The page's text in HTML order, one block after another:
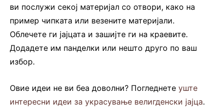
ви послужи секој материјал со отвори, како на
пример чипката или везените материјали.
Облечете ги јајцата и зашијте ги на краевите.
Додадете им панделки или нешто друго по ваш
избор.
Овие идеи не ви беа доволни? Погледнете уште
интересни идеи за украсување велигденски јајца.